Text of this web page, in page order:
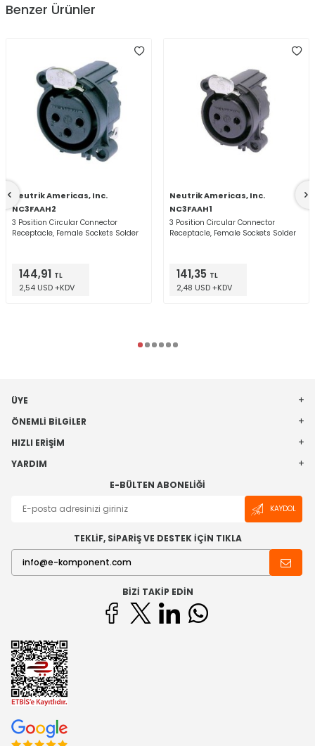
Benzer Ürünler
Neutrik Americas, Inc.
NC3FAAH2
3 Position Circular Connector
Receptacle, Female Sockets Solder
144,91 TL
2,54 USD +KDV
Neutrik Americas, Inc.
NC3FAAH1
3 Position Circular Connector
Receptacle, Female Sockets Solder
141,35 TL
2,48 USD +KDV
ÜYE
ÖNEMLI BILGILER
HIZLI ERIŞIM
YARDIM
E-BÜLTEN ABONELIĞI
KAYDOL
TEKLİF, SİPARİŞ VE DESTEK İÇİN TIKLA
BIZI TAKIP EDIN